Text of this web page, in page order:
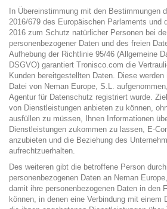
In Übereinstimmung mit den Bestimmungen
2016/679 des Europäischen Parlaments und
2016 zum Schutz natürlicher Personen bei
personenbezogener Daten und des freien
Aufhebung der Richtlinie 95/46 (Allgemeine
DSGVO) garantiert Tronisco.com die
Kunden bereitgestellten Daten. Diese
Datei von Neman Europe, S.L.
Agentur für Datenschutz registriert wurde.
von Dienstleistungen anbieten zu können,
ausfüllen zu müssen, Ihnen Informationen
Dienstleistungen zukommen zu lassen, E-
anzubieten und die Beziehung des
aufrechtzuerhalten.
Des weiteren gibt die betroffene Person
personenbezogenen Daten an Neman
damit ihre personenbezogenen Daten in den
können, in denen eine Verbindung mit einem